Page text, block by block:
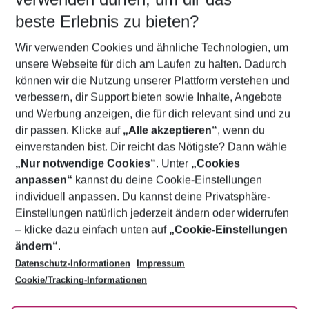
5-8 Nächte
2 Erwachsene Keine Kinder
Mehr Filter anzeigen
Footer
Footer navigation
Über uns
AGB
Bestpreisgarantie
Cookie-Einstellungen ändern
Cookie-Richtlinie
Agenturbetreuung
Barrierefreies Reisen
Folge uns
beste Erlebnis zu bieten?
Wir verwenden Cookies und ähnliche Technologien, um
unsere Webseite für dich am Laufen zu halten. Dadurch
können wir die Nutzung unserer Plattform verstehen und
verbessern, dir Support bieten sowie Inhalte, Angebote
und Werbung anzeigen, die für dich relevant sind und zu
dir passen. Klicke auf „Alle akzeptieren“, wenn du
einverstanden bist. Dir reicht das Nötigste? Dann wähle
„Nur notwendige Cookies“. Unter „Cookies
anpassen“ kannst du deine Cookie-Einstellungen
individuell anpassen. Du kannst deine Privatsphäre-
Einstellungen natürlich jederzeit ändern oder widerrufen
– klicke dazu einfach unten auf „Cookie-Einstellungen
ändern“.
Datenschutz-Informationen
Impressum
Cookie/Tracking-Informationen